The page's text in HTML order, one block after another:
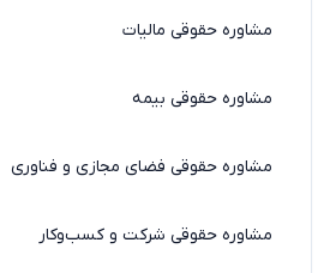
مشاوره حقوقی مالیات
مشاوره حقوقی بیمه
مشاوره حقوقی فضای مجازی و فناوری
مشاوره حقوقی شرکت و کسب‌وکار